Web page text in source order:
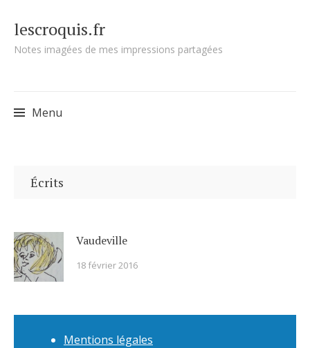
lescroquis.fr
Notes imagées de mes impressions partagées
Menu
to
Écrits
Vaudeville
18 février 2016
Mentions légales